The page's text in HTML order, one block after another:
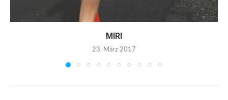
MIRI
23. März 2017